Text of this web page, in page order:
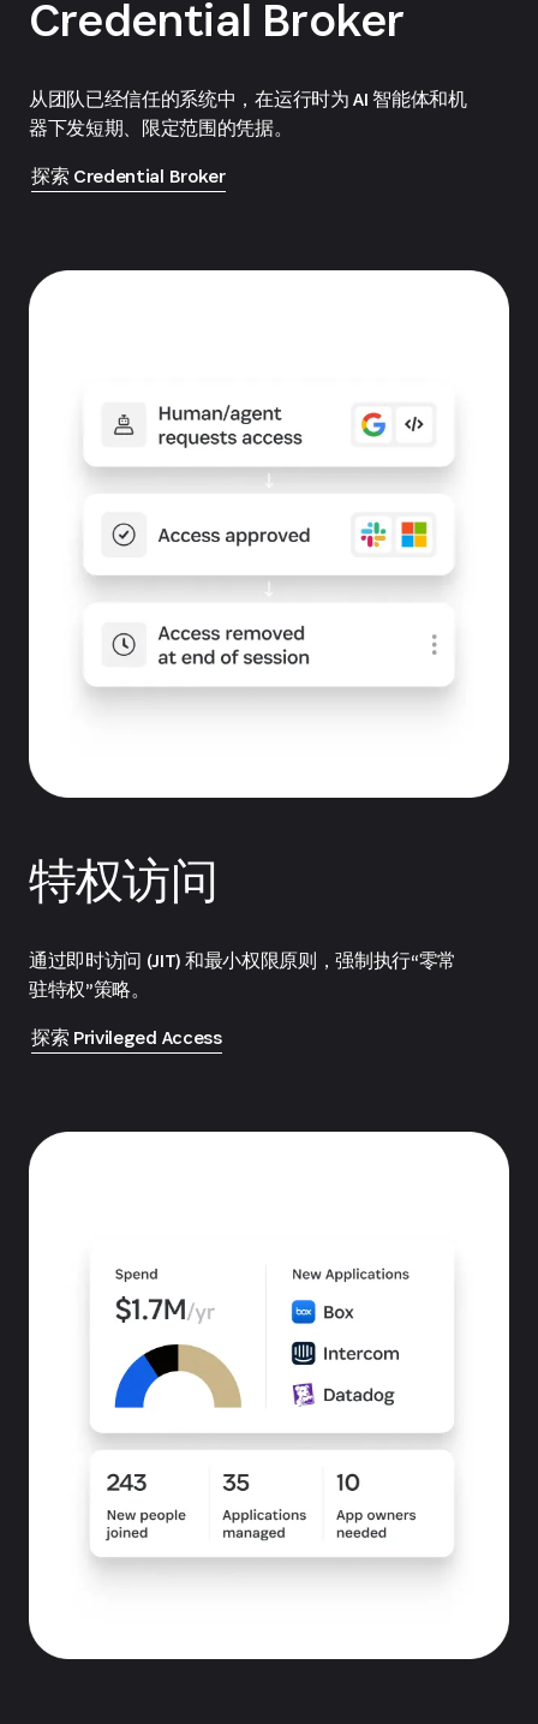
Credential Broker
从团队已经信任的系统中，在运行时为 AI 智能体和机
器下发短期、限定范围的凭据。
探索 Credential Broker
特权访问
通过即时访问 (JIT) 和最小权限原则，强制执行“零常
驻特权”策略。
探索 Privileged Access